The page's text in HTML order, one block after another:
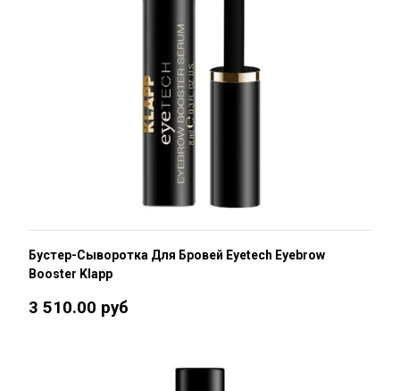
Бустер-Сыворотка Для Бровей Eyetech Eyebrow
Booster Klapp
3 510.00 руб